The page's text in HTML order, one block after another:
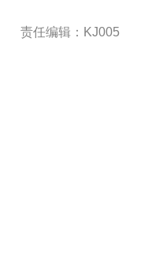
责任编辑：KJ005